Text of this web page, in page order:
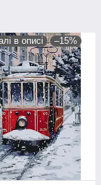
в описі –15%